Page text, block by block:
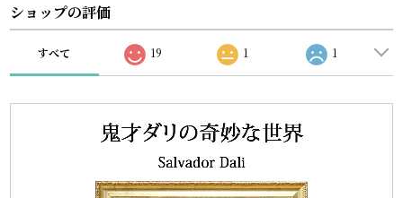
ショップの評価
すべて 19 1 1